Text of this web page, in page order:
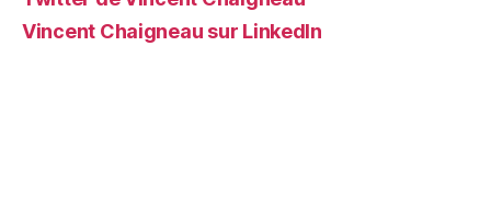
Vincent Chaigneau sur LinkedIn